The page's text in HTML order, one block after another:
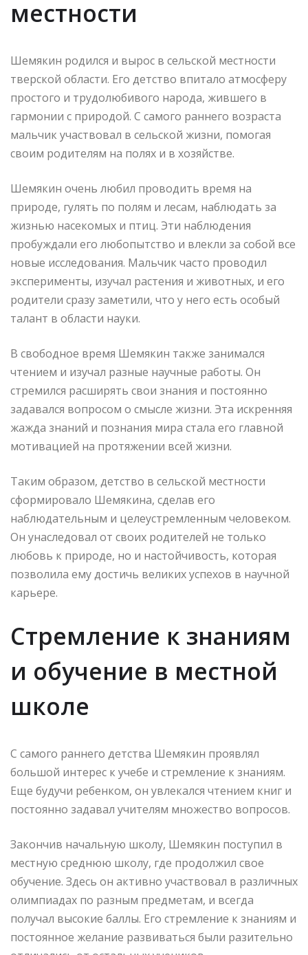
местности
Шемякин родился и вырос в сельской местности
тверской области. Его детство впитало атмосферу
простого и трудолюбивого народа, жившего в
гармонии с природой. С самого раннего возраста
мальчик участвовал в сельской жизни, помогая
своим родителям на полях и в хозяйстве.
Шемякин очень любил проводить время на
природе, гулять по полям и лесам, наблюдать за
жизнью насекомых и птиц. Эти наблюдения
пробуждали его любопытство и влекли за собой все
новые исследования. Мальчик часто проводил
эксперименты, изучал растения и животных, и его
родители сразу заметили, что у него есть особый
талант в области науки.
В свободное время Шемякин также занимался
чтением и изучал разные научные работы. Он
стремился расширять свои знания и постоянно
задавался вопросом о смысле жизни. Эта искренняя
жажда знаний и познания мира стала его главной
мотивацией на протяжении всей жизни.
Таким образом, детство в сельской местности
сформировало Шемякина, сделав его
наблюдательным и целеустремленным человеком.
Он унаследовал от своих родителей не только
любовь к природе, но и настойчивость, которая
позволила ему достичь великих успехов в научной
карьере.
Стремление к знаниям
и обучение в местной
школе
С самого раннего детства Шемякин проявлял
большой интерес к учебе и стремление к знаниям.
Еще будучи ребенком, он увлекался чтением книг и
постоянно задавал учителям множество вопросов.
Закончив начальную школу, Шемякин поступил в
местную среднюю школу, где продолжил свое
обучение. Здесь он активно участвовал в различных
олимпиадах по разным предметам, и всегда
получал высокие баллы. Его стремление к знаниям и
постоянное желание развиваться были разительно